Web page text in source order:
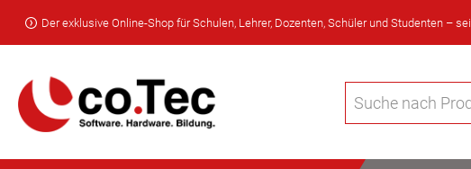
Der exklusive Online-Shop für Schulen, Lehrer, Dozenten, Schüler und Studenten –